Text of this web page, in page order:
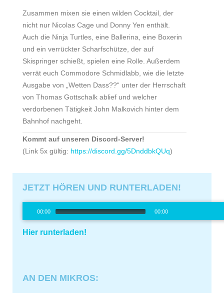
Zusammen mixen sie einen wilden Cocktail, der
nicht nur Nicolas Cage und Donny Yen enthält.
Auch die Ninja Turtles, eine Ballerina, eine Boxerin
und ein verrückter Scharfschütze, der auf
Skispringer schießt, spielen eine Rolle. Außerdem
verrät euch Commodore Schmidlabb, wie die letzte
Ausgabe von „Wetten Dass??“ unter der Herrschaft
von Thomas Gottschalk ablief und welcher
verdorbenen Tätigkeit John Malkovich hinter dem
Bahnhof nachgeht.
Kommt auf unseren Discord-Server!
(Link 5x gültig: https://discord.gg/5DnddbkQUq)
JETZT HÖREN UND RUNTERLADEN!
00:00 00:00
Hier runterladen!
AN DEN MIKROS: